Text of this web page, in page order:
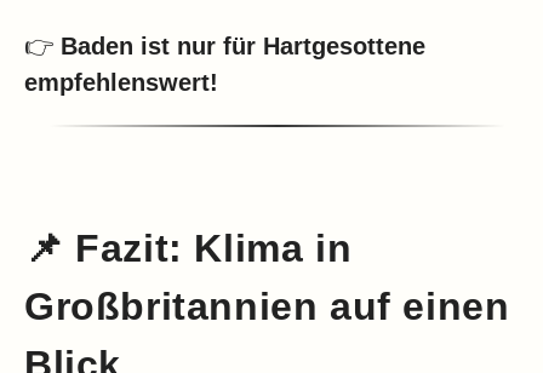
👉 Baden ist nur für Hartgesottene
empfehlenswert!
📌 Fazit: Klima in
Großbritannien auf einen